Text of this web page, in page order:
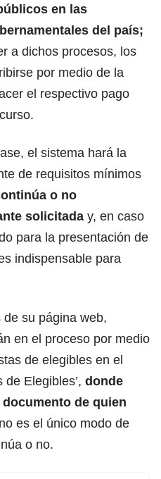
en las
del país;
a dichos procesos, los
por medio de la
el respectivo pago
el sistema hará la
de requisitos mínimos
o no
solicitada y, en caso
para la presentación de
indispensable para
su página web,
en el proceso por medio
de elegibles en el
de Elegibles’, donde
de quien
es el único modo de
o no.